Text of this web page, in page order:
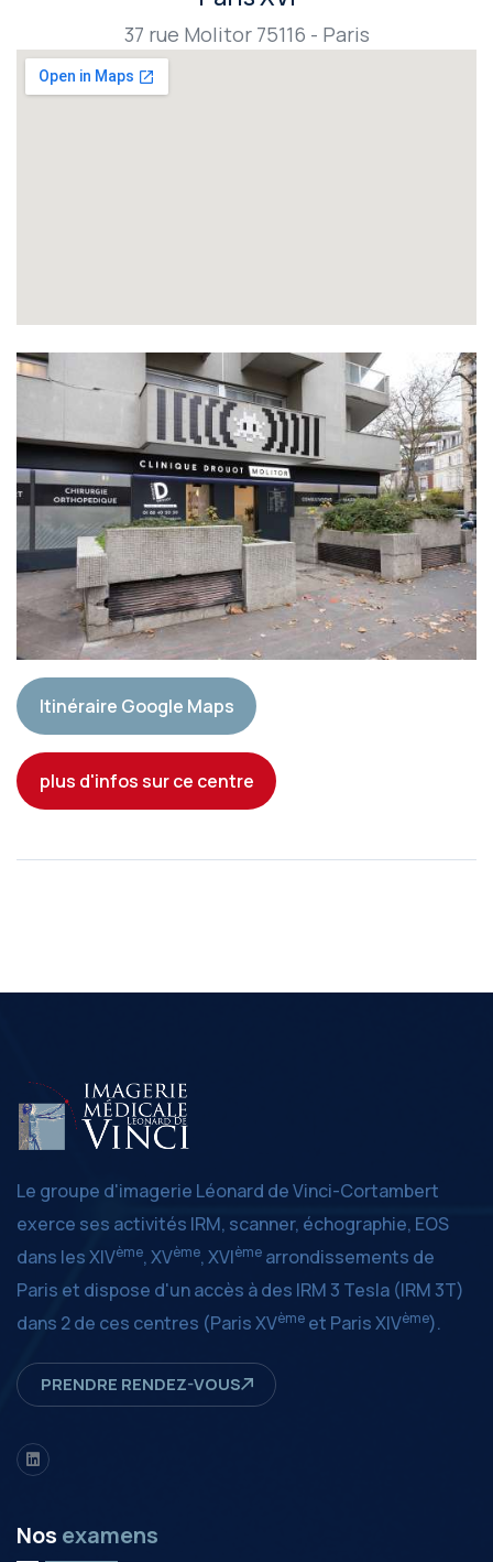
37 rue Molitor 75116 - Paris
Itinéraire Google Maps
plus d'infos sur ce centre
Le groupe d'imagerie Léonard de Vinci-Cortambert
exerce ses activités IRM, scanner, échographie, EOS
dans les XIVème, XVème, XVIème arrondissements de
Paris et dispose d'un accès à des IRM 3 Tesla (IRM 3T)
dans 2 de ces centres (Paris XVème et Paris XIVème).
PRENDRE RENDEZ-VOUS
LinkedIn
Nos examens